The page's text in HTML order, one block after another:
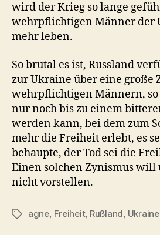
wird der Krieg so lange
wehrpflichtigen Männer der
mehr leben.
So brutal es ist, Russland
zur Ukraine über eine große
wehrpflichtigen Männern, so
nur noch bis zu einem
werden kann, bei dem zum
mehr die Freiheit erlebt, es
behaupte, der Tod sei die
Einen solchen Zynismus
nicht vorstellen.
Schlagwörter
agne Freiheit, Rußland Ukraine,